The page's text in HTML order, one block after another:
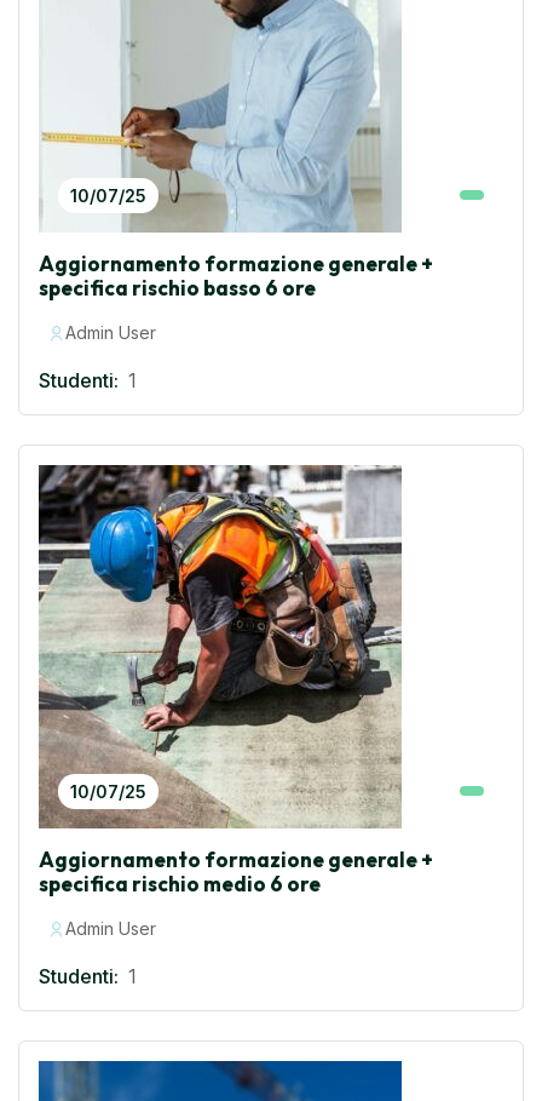
10/07/25
Aggiornamento formazione generale +
specifica rischio basso 6 ore
Admin User
Studenti: 1
10/07/25
Aggiornamento formazione generale +
specifica rischio medio 6 ore
Admin User
Studenti: 1